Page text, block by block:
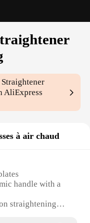
AliExpress
à air chaud
handle with a
straightening